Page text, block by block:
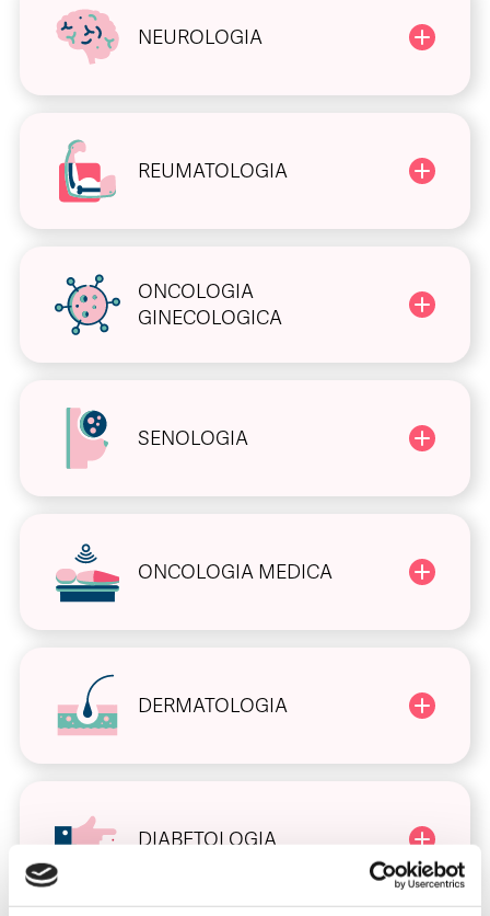
NEUROLOGIA
REUMATOLOGIA
ONCOLOGIA
GINECOLOGICA
SENOLOGIA
ONCOLOGIA MEDICA
DERMATOLOGIA
DIABETOLOGIA